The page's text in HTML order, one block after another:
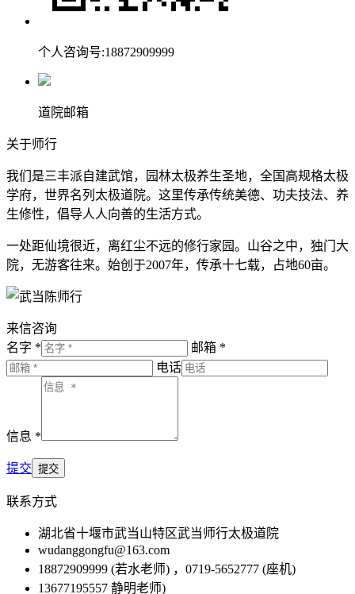
个人咨询号:18872909999
道院邮箱
关于师行
我们是三丰派自建武馆，园林太极养生圣地，全国高规格太极
学府，世界名列太极道院。这里传承传统美德、功夫技法、养
生修性，倡导人人向善的生活方式。
一处距仙境很近，离红尘不远的修行家园。山谷之中，独门大
院，无游客往来。始创于2007年，传承十七载，占地60亩。
来信咨询
名字 *
邮箱 *
电话
信息 *
提交
联系方式
湖北省十堰市武当山特区武当师行太极道院
wudanggongfu@163.com
18872909999 (若水老师) ，0719-5652777 (座机)
13677195557 静明老师)